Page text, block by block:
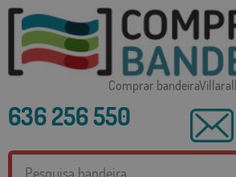
Comprar
636 256 550